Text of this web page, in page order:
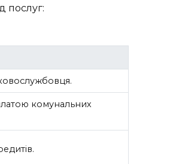
послуг:
комунальних